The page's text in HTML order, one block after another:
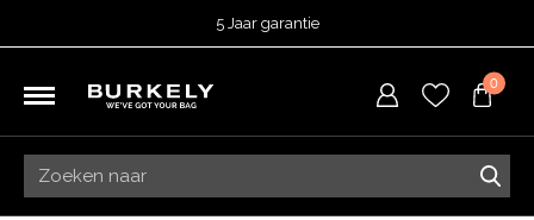
5 Jaar garantie
Besteld voor 15:00 = vandaag verzonden.
0